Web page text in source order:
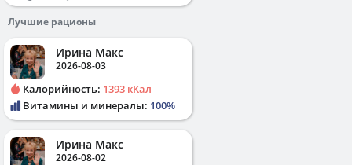
Лучшие рационы
Ирина Макс
2026-08-03
Калорийность: 1393 кКал
Витамины и минералы: 100%
Ирина Макс
2026-08-02